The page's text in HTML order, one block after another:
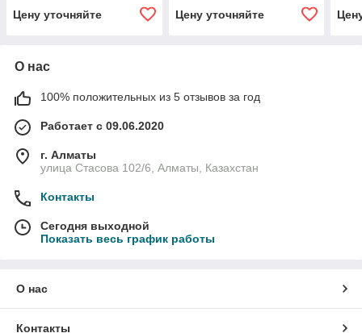
Цену уточняйте Цену уточняйте
О нас
100% положительных из 5 отзывов за год
Работает с 09.06.2020
г. Алматы
улица Стасова 102/6, Алматы, Казахстан
Контакты
Сегодня выходной
Показать весь график работы
О нас
Контакты